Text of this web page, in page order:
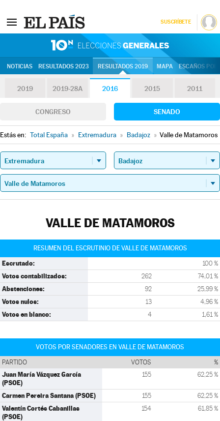
SUSCRÍBETE
NOTICIAS RESULTADOS 2023 RESULTADOS 2019 MAPA ESCAÑOS
2019 2019-28A 2016 2015 2011
CONGRESO SENADO
Estás en: Total España » Extremadura » Badajoz » Valle de Matamoros
VALLE DE MATAMOROS
RESUMEN DEL ESCRUTINIO DE VALLE DE MATAMOROS
Escrutado: 100 %
Votos contabilizados: 262 74,01 %
Abstenciones: 92 25,99 %
Votos nulos: 13 4,96 %
Votos en blanco: 4 1,61 %
VOTOS POR SENADORES EN VALLE DE MATAMOROS
PARTIDO VOTOS %
Juan María Vázquez García
(PSOE)
155 62,25 %
Carmen Pereira Santana (PSOE) 155 62,25 %
Valentín Cortés Cabanillas
(PSOE)
154 61,85 %